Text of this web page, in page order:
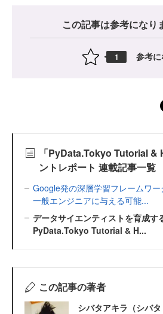
この記事は参考になり
1 参考
「PyData.Tokyo Tutorial
ントレポート 連載記事一覧
Google発の深層学習フレームワ
一般エンジニアに与える可能...
データサイエンティストを育成
PyData.Tokyo Tutorial & H...
この記事の著者
シバタアキラ（シバタ